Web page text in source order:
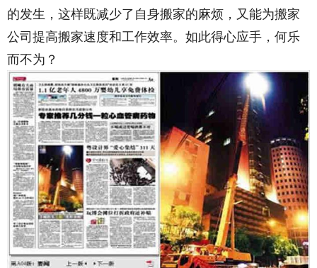
的发生，这样既减少了自身搬家的麻烦，又能为搬家
公司提高搬家速度和工作效率。如此得心应手，何乐
而不为？